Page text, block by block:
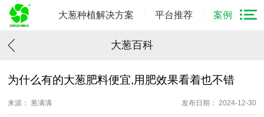
大葱种植解决方案 平台推荐 案例
大葱百科
为什么有的大葱肥料便宜,用肥效果看着也不错
来源： 葱满满 发布日期： 2024-12-30